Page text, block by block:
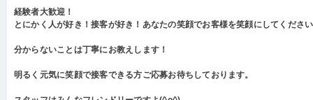
経験者大歓迎！
とにかく人が好き！接客が好き！あなたの笑顔でお客様を笑顔にしてくださ
分からないことは丁寧にお教えします！
明るく元気に笑顔で接客できる方ご応募お待ちしております。